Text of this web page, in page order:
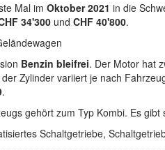
Mal im Oktober 2021 in die
34'300 und CHF 40'800.
Benzin bleifrei. Der Motor hat
Zylinder variiert je nach
.
gehört zum Typ Kombi. Es gibt
Schaltgetriebe,